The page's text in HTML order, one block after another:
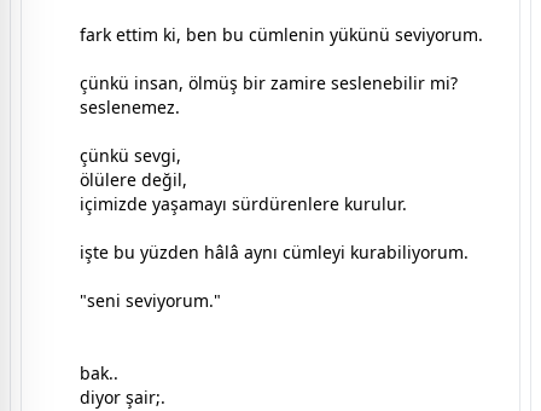
fark ettim ki, ben bu cümlenin yükünü seviyorum.
çünkü insan, ölmüş bir zamire seslenebilir mi?
seslenemez.
çünkü sevgi,
ölülere değil,
içimizde yaşamayı sürdürenlere kurulur.
işte bu yüzden hâlâ aynı cümleyi kurabiliyorum.
"seni seviyorum."
bak..
diyor şair;.